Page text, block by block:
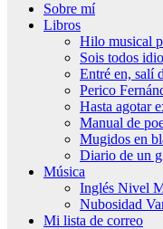
Sobre mí
Libros
Hilo musical
Sois todos
Entré en, salí
Perico
Hasta agotar
Manual de
Mugidos en
Diario de un
Música
Inglés Nivel
Nubosidad
Mi lista de correo